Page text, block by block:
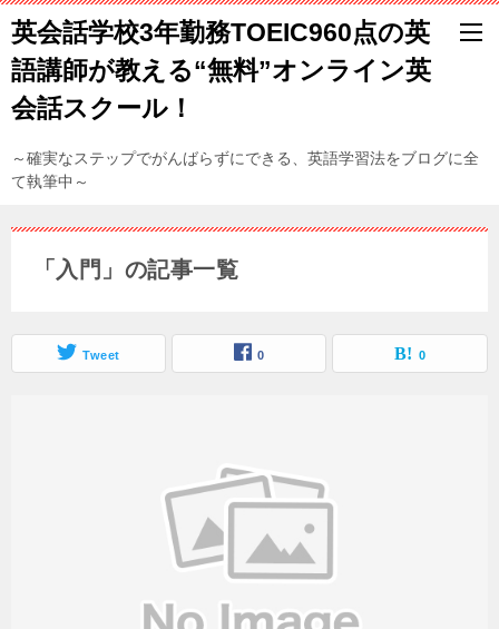
英会話学校3年勤務TOEIC960点の英
語講師が教える“無料”オンライン英
会話スクール！
～確実なステップでがんばらずにできる、英語学習法をブログに全
て執筆中～
「入門」の記事一覧
Tweet 0 0